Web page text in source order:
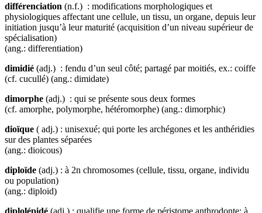
différenciation (n.f.) : modifications morphologiques et
physiologiques affectant une cellule, un tissu, un organe, depuis leur
initiation jusqu’à leur maturité (acquisition d’un niveau supérieur de
spécialisation)
(ang.: differentiation)
dimidié (adj.) : fendu d’un seul côté; partagé par moitiés, ex.: coiffe
(cf. cucullé) (ang.: dimidate)
dimorphe (adj.) : qui se présente sous deux formes
(cf. amorphe, polymorphe, hétéromorphe) (ang.: dimorphic)
dioïque ( adj.) : unisexué; qui porte les archégones et les anthéridies
sur des plantes séparées
(ang.: dioicous)
diploïde (adj.) : à 2n chromosomes (cellule, tissu, organe, individu
ou population)
(ang.: diploid)
diplolépidé (adj.) : qualifie une forme de péristome anthrodonte; à